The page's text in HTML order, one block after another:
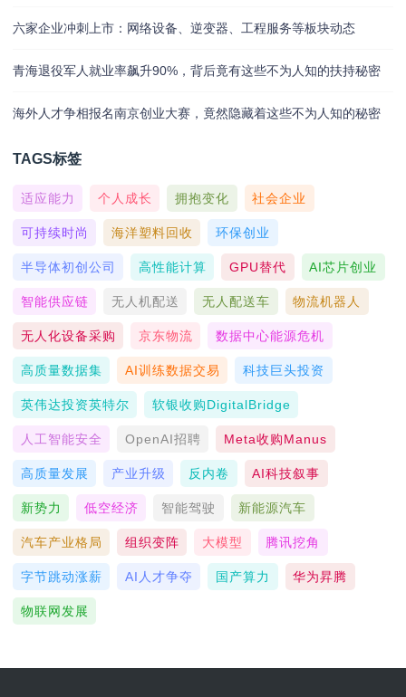
六家企业冲刺上市：网络设备、逆变器、工程服务等板块动态
青海退役军人就业率飙升90%，背后竟有这些不为人知的扶持秘密
海外人才争相报名南京创业大赛，竟然隐藏着这些不为人知的秘密
TAGS标签
适应能力 个人成长 拥抱变化 社会企业
可持续时尚 海洋塑料回收 环保创业
半导体初创公司 高性能计算 GPU替代 AI芯片创业
智能供应链 无人机配送 无人配送车 物流机器人
无人化设备采购 京东物流 数据中心能源危机
高质量数据集 AI训练数据交易 科技巨头投资
英伟达投资英特尔 软银收购DigitalBridge
人工智能安全 OpenAI招聘 Meta收购Manus
高质量发展 产业升级 反内卷 AI科技叙事
新势力 低空经济 智能驾驶 新能源汽车
汽车产业格局 组织变阵 大模型 腾讯挖角
字节跳动涨薪 AI人才争夺 国产算力 华为昇腾
物联网发展